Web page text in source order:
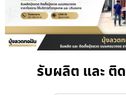
รับผลิต และ ติ